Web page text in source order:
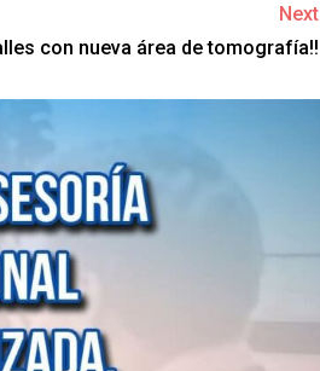
Next
con nueva área de tomografía!!